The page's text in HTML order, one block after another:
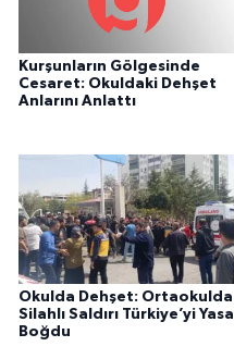
Kurşunların Gölgesinde
Cesaret: Okuldaki Dehşet
Anlarını Anlattı
Okulda Dehşet: Ortaokulda
Silahlı Saldırı Türkiye’yi Yasa
Boğdu